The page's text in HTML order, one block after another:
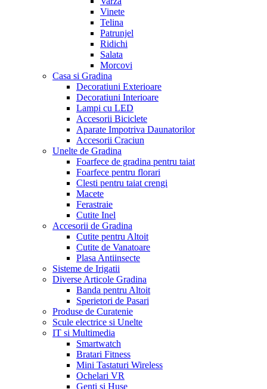
Vinete
Telina
Patrunjel
Ridichi
Salata
Morcovi
Casa si Gradina
Decoratiuni Exterioare
Decoratiuni Interioare
Lampi cu LED
Accesorii Biciclete
Aparate Impotriva Daunatorilor
Accesorii Craciun
Unelte de Gradina
Foarfece de gradina pentru taiat
Foarfece pentru florari
Clesti pentru taiat crengi
Macete
Ferastraie
Cutite Inel
Accesorii de Gradina
Cutite pentru Altoit
Cutite de Vanatoare
Plasa Antiinsecte
Sisteme de Irigatii
Diverse Articole Gradina
Banda pentru Altoit
Sperietori de Pasari
Produse de Curatenie
Scule electrice si Unelte
IT si Multimedia
Smartwatch
Bratari Fitness
Mini Tastaturi Wireless
Ochelari VR
Genti si Huse